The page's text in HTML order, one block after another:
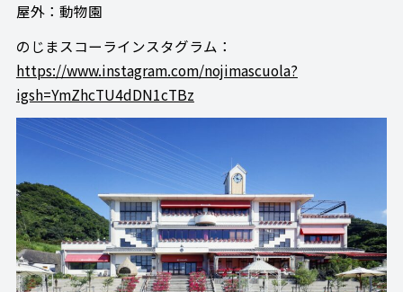
屋外：動物園
のじまスコーラインスタグラム：
https://www.instagram.com/nojimascuola?
igsh=YmZhcTU4dDN1cTBz